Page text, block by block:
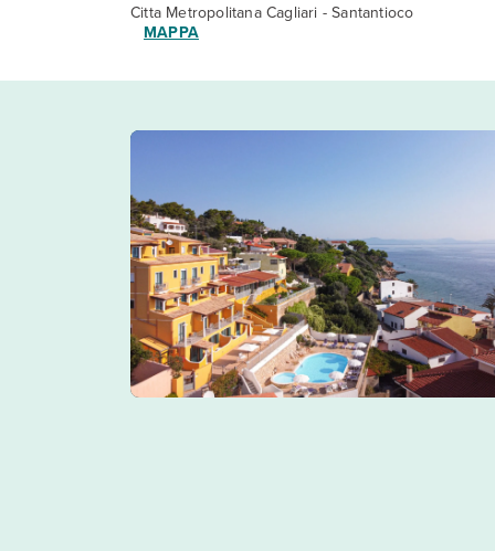
Citta Metropolitana Cagliari - Santantioco
MAPPA